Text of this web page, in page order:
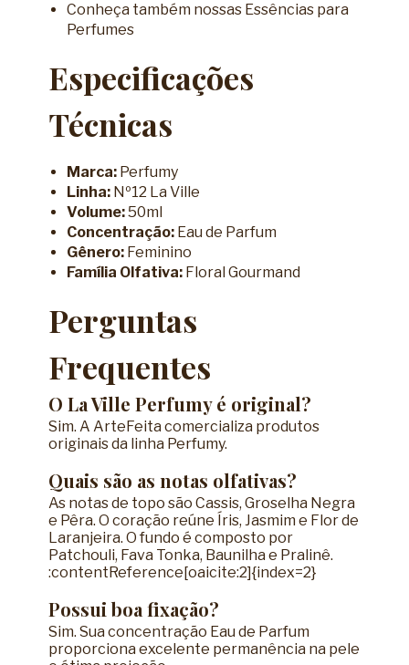
Conheça também nossas Essências para
Perfumes
Especificações
Técnicas
Marca: Perfumy
Linha: Nº12 La Ville
Volume:50ml
Concentração: Eau de Parfum
Gênero: Feminino
Família Olfativa: Floral Gourmand
Perguntas
Frequentes
O La Ville Perfumy é original?
Sim. A ArteFeita comercializa produtos
originais da linha Perfumy.
Quais são as notas olfativas?
As notas de topo são Cassis, Groselha Negra
e Pêra. O coração reúne Íris, Jasmim e Flor de
Laranjeira. O fundo é composto por
Patchouli, Fava Tonka, Baunilha e Pralinê.
:contentReference[oaicite:2]{index=2}
Possui boa fixação?
Sim. Sua concentração Eau de Parfum
proporciona excelente permanência na pele